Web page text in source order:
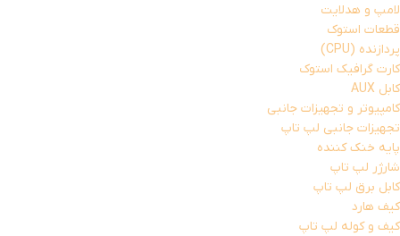
لامپ و هدلایت
قطعات استوک
پردازنده (CPU)
کارت گرافیک استوک
کابل AUX
کامپیوتر و تجهیزات جانبی
تجهیزات جانبی لپ تاپ
پایه خنک کننده
شارژر لپ تاپ
کابل برق لپ تاپ
کیف هارد
کیف و کوله لپ تاپ